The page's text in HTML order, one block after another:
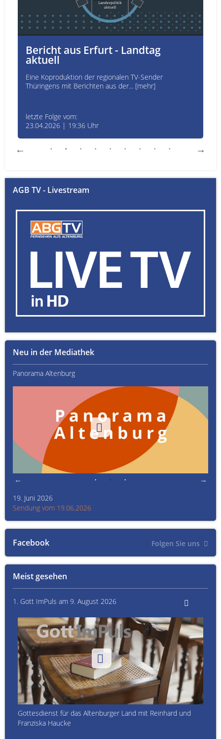
Bericht aus Erfurt - Landtag
aktuell
Eine Koproduktion der regionalen TV-Sender
Thüringens mit Berichten aus der... [mehr]
letzte Folge vom:
23.04.2026 | 19:36 Uhr
AGB TV - Livestream
Meist gesehen
1. Gott ImPuls am 9. August 2026
Gottesdienst für das Altenburger Land mit Reinhard und
Franziska Haucke
Facebook Folgen Sie uns
Neu in der Mediathek
Panorama Altenburg
19. Juni 2026
Sendung vom 19.06.2026